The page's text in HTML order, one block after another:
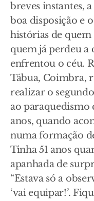
breves instantes,
boa disposição e
histórias de quem
quem já perdeu a
enfrentou o céu.
Tábua, Coimbra,
realizar o
ao paraquedismo
anos, quando
numa formação
Tinha 51 anos
apanhada de
“Estava só a
‘vai equipar!’.